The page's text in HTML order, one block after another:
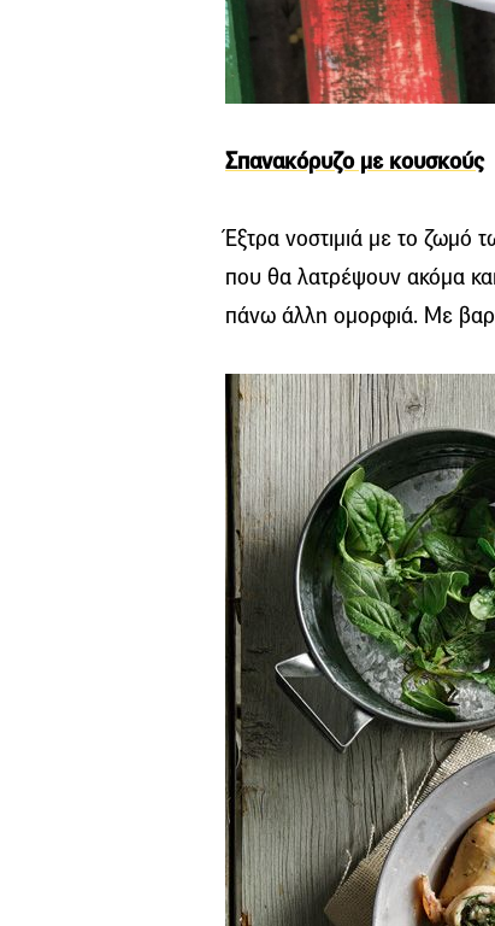
Σπανακόρυζο με κουσκούς
Έξτρα νοστιμιά με το ζωμό
που θα λατρέψουν ακόμα
πάνω άλλη ομορφιά. Με